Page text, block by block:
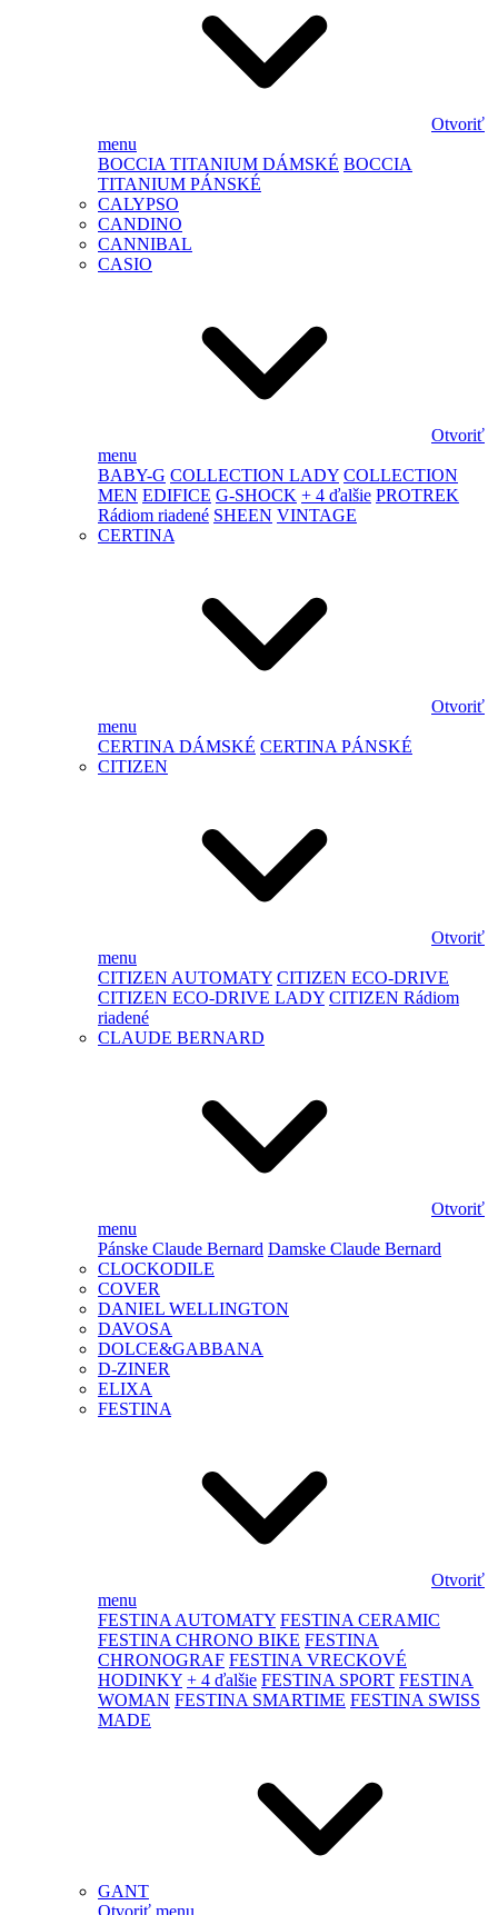
Otvoriť
menu
BOCCIA TITANIUM DÁMSKÉ BOCCIA
TITANIUM PÁNSKÉ
CALYPSO
CANDINO
CANNIBAL
CASIO
Otvoriť
menu
BABY-G COLLECTION LADY COLLECTION
MEN EDIFICE G-SHOCK + 4 ďalšie PROTREK
Rádiom riadené SHEEN VINTAGE
CERTINA
Otvoriť
menu
CERTINA DÁMSKÉ CERTINA PÁNSKÉ
CITIZEN
Otvoriť
menu
CITIZEN AUTOMATY CITIZEN ECO-DRIVE
CITIZEN ECO-DRIVE LADY CITIZEN Rádiom
riadené
CLAUDE BERNARD
Otvoriť
menu
Pánske Claude Bernard Damske Claude Bernard
CLOCKODILE
COVER
DANIEL WELLINGTON
DAVOSA
DOLCE&GABBANA
D-ZINER
ELIXA
FESTINA
Otvoriť
menu
FESTINA AUTOMATY FESTINA CERAMIC
FESTINA CHRONO BIKE FESTINA
CHRONOGRAF FESTINA VRECKOVÉ
HODINKY + 4 ďalšie FESTINA SPORT FESTINA
WOMAN FESTINA SMARTIME FESTINA SWISS
MADE
GANT
Otvoriť menu